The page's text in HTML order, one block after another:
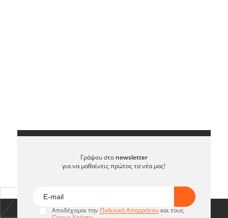
Γράψου στο newsletter
για να μαθαίνεις πρώτος τα νέα μας!
Αποδέχομαι την Πολιτική Απορρήτουκαι τους